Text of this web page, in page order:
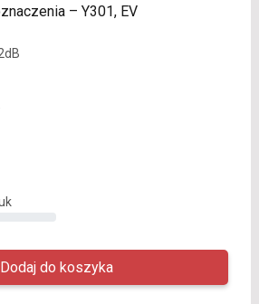
– Y301, EV